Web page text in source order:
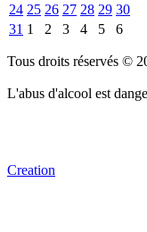
24 25 26 27 28 29 30
31 1 2 3 4 5 6
Tous droits réservés ©
L'abus d'alcool est
Creation